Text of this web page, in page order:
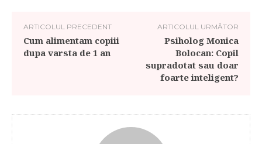
ARTICOLUL PRECEDENT
Cum alimentam copiii
dupa varsta de 1 an
ARTICOLUL URMĂTOR
Psiholog Monica
Bolocan: Copil
supradotat sau doar
foarte inteligent?